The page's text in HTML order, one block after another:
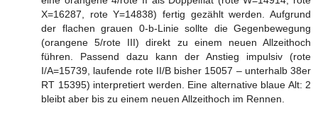
X=16287, rote Y=14838) fertig gezählt werden. Aufgrund
der flachen grauen 0-b-Linie sollte die Gegenbewegung
(orangene 5/rote III) direkt zu einem neuen Allzeithoch
führen. Passend dazu kann der Anstieg impulsiv (rote
I/A=15739, laufende rote II/B bisher 15057 – unterhalb 38er
RT 15395) interpretiert werden. Eine alternative blaue Alt: 2
bleibt aber bis zu einem neuen Allzeithoch im Rennen.